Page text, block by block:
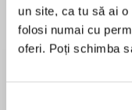
un site, ca tu să ai
folosi numai cu
oferi. Poți schimba
Desprecarte
A young woman